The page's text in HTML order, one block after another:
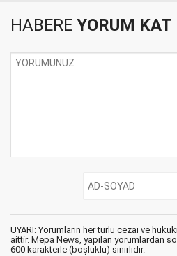
HABERE YORUM KAT
UYARI: Yorumların her türlü cezai ve
aittir. Mepa News, yapılan yorumlardan
600 karakterle (boşluklu) sınırlıdır.